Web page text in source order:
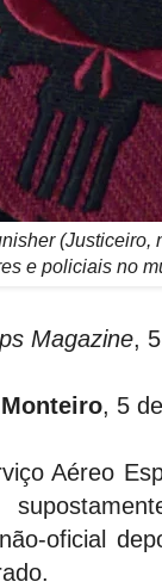
(Justiceiro,
e policiais no
Magazine,
, 5
Aéreo
oficial